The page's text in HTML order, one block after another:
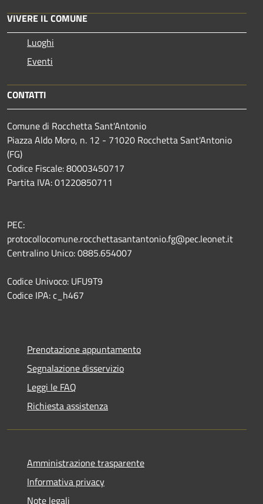
VIVERE IL COMUNE
Luoghi
Eventi
CONTATTI
Comune di Rocchetta Sant'Antonio
Piazza Aldo Moro, n. 12 - 71020 Rocchetta Sant'Antonio
(FG)
Codice Fiscale: 80003450717
Partita IVA: 01220850711
PEC:
protocollocomune.rocchettasantantonio.fg@pec.leonet.it
Centralino Unico: 0885.654007
Codice Univoco: UFU9T9
Codice IPA: c_h467
Prenotazione appuntamento
Segnalazione disservizio
Leggi le FAQ
Richiesta assistenza
Amministrazione trasparente
Informativa privacy
Note legali